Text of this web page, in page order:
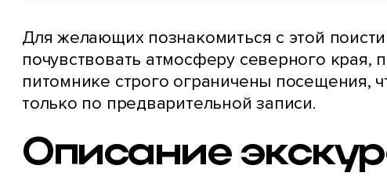
Для желающих познакомиться с этой
почувствовать атмосферу северного края,
питомнике строго ограничены посещения,
только по предварительной записи.
Описание